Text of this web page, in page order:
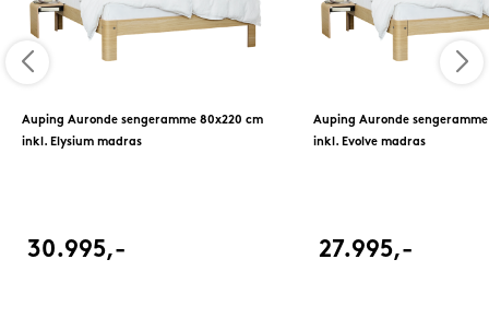
Auping Auronde sengeramme 80x220 cm
inkl. Elysium madras
30.995,-
Auping Auronde
inkl. Evolve madras
27.995,-